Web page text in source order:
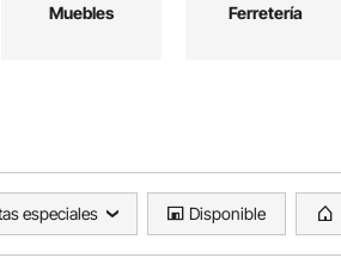
Muebles Ferretería
especiales Disponible